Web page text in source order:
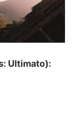
Ultimato):